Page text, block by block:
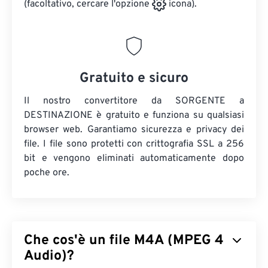
(facoltativo, cercare l'opzione icona).
Gratuito e sicuro
Il nostro convertitore da SORGENTE a
DESTINAZIONE è gratuito e funziona su qualsiasi
browser web. Garantiamo sicurezza e privacy dei
file. I file sono protetti con crittografia SSL a 256
bit e vengono eliminati automaticamente dopo
poche ore.
Che cos'è un file M4A (MPEG 4
Audio)?